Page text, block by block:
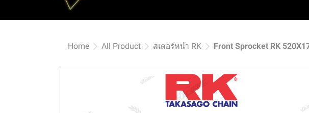
Home All Product สเตอร์หน้า RK Front Sprocket RK